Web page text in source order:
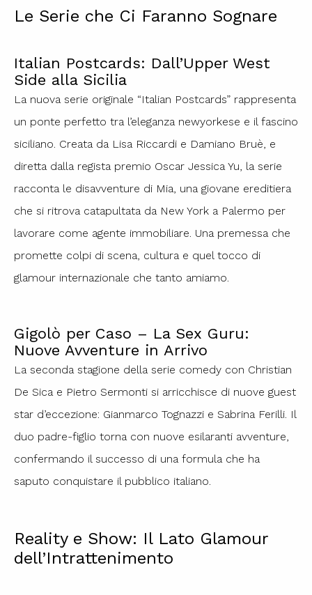
Le Serie che Ci Faranno Sognare
Italian Postcards: Dall’Upper West
Side alla Sicilia
La nuova serie originale “Italian Postcards” rappresenta
un ponte perfetto tra l’eleganza newyorkese e il fascino
siciliano. Creata da Lisa Riccardi e Damiano Bruè, e
diretta dalla regista premio Oscar Jessica Yu, la serie
racconta le disavventure di Mia, una giovane ereditiera
che si ritrova catapultata da New York a Palermo per
lavorare come agente immobiliare. Una premessa che
promette colpi di scena, cultura e quel tocco di
glamour internazionale che tanto amiamo.
Gigolò per Caso – La Sex Guru:
Nuove Avventure in Arrivo
La seconda stagione della serie comedy con Christian
De Sica e Pietro Sermonti si arricchisce di nuove guest
star d’eccezione: Gianmarco Tognazzi e Sabrina Ferilli. Il
duo padre-figlio torna con nuove esilaranti avventure,
confermando il successo di una formula che ha
saputo conquistare il pubblico italiano.
Reality e Show: Il Lato Glamour
dell’Intrattenimento